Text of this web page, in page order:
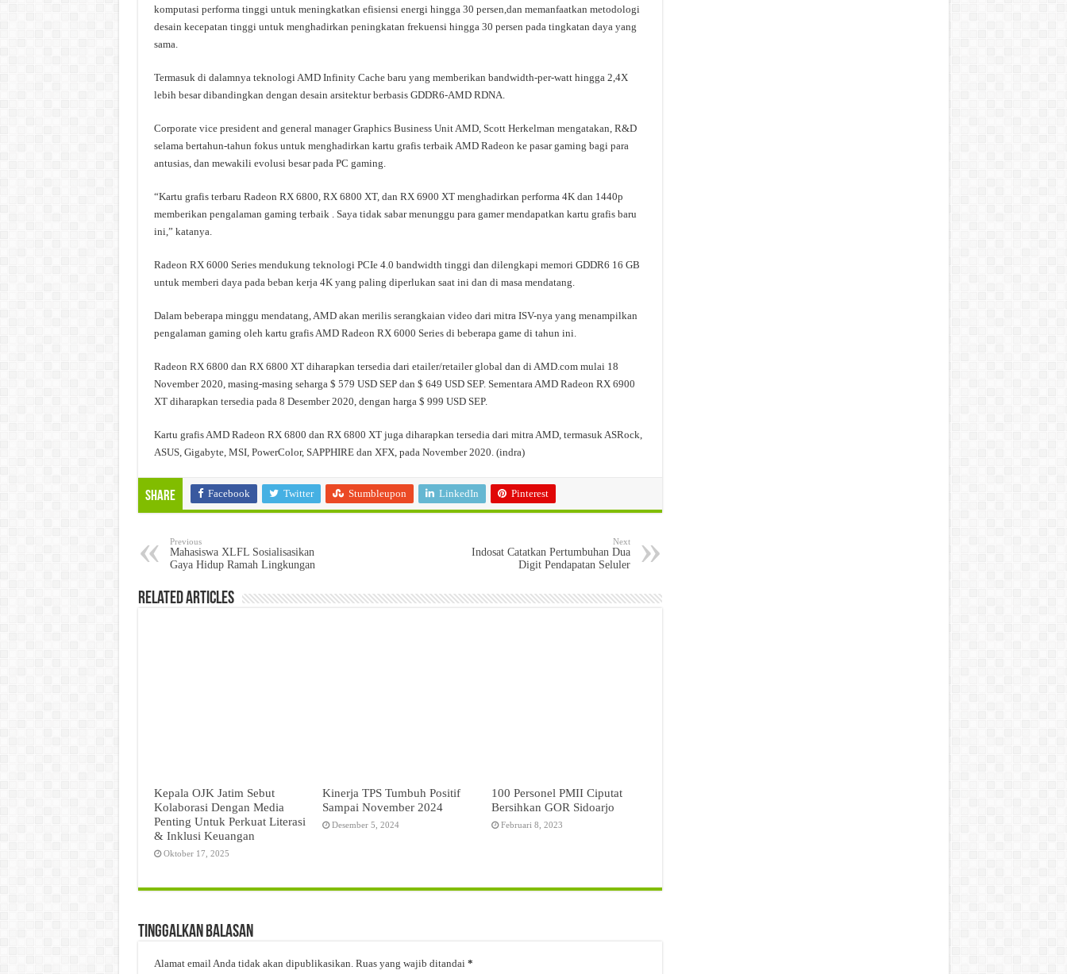
komputasi performa tinggi untuk meningkatkan efisiensi energi hingga 30 persen,dan memanfaatkan metodologi
desain kecepatan tinggi untuk menghadirkan peningkatan frekuensi hingga 30 persen pada tingkatan daya yang
sama.
Termasuk di dalamnya teknologi AMD Infinity Cache baru yang memberikan bandwidth-per-watt hingga 2,4X
lebih besar dibandingkan dengan desain arsitektur berbasis GDDR6-AMD RDNA.
Corporate vice president and general manager Graphics Business Unit AMD, Scott Herkelman mengatakan, R&D
selama bertahun-tahun fokus untuk menghadirkan kartu grafis terbaik AMD Radeon ke pasar gaming bagi para
antusias, dan mewakili evolusi besar pada PC gaming.
“Kartu grafis terbaru Radeon RX 6800, RX 6800 XT, dan RX 6900 XT menghadirkan performa 4K dan 1440p
memberikan pengalaman gaming terbaik . Saya tidak sabar menunggu para gamer mendapatkan kartu grafis baru
ini,” katanya.
Radeon RX 6000 Series mendukung teknologi PCIe 4.0 bandwidth tinggi dan dilengkapi memori GDDR6 16 GB
untuk memberi daya pada beban kerja 4K yang paling diperlukan saat ini dan di masa mendatang.
Dalam beberapa minggu mendatang, AMD akan merilis serangkaian video dari mitra ISV-nya yang menampilkan
pengalaman gaming oleh kartu grafis AMD Radeon RX 6000 Series di beberapa game di tahun ini.
Radeon RX 6800 dan RX 6800 XT diharapkan tersedia dari etailer/retailer global dan di AMD.com mulai 18
November 2020, masing-masing seharga $ 579 USD SEP dan $ 649 USD SEP. Sementara AMD Radeon RX 6900
XT diharapkan tersedia pada 8 Desember 2020, dengan harga $ 999 USD SEP.
Kartu grafis AMD Radeon RX 6800 dan RX 6800 XT juga diharapkan tersedia dari mitra AMD, termasuk ASRock,
ASUS, Gigabyte, MSI, PowerColor, SAPPHIRE dan XFX, pada November 2020. (indra)
Share Facebook Twitter Stumbleupon LinkedIn Pinterest
Previous
Mahasiswa XLFL Sosialisasikan
Gaya Hidup Ramah Lingkungan
Next
Indosat Catatkan Pertumbuhan Dua
Digit Pendapatan Seluler
Related Articles
Kepala OJK Jatim Sebut
Kolaborasi Dengan Media
Penting Untuk Perkuat Literasi
& Inklusi Keuangan
Oktober 17, 2025
Kinerja TPS Tumbuh Positif
Sampai November 2024
Desember 5, 2024
100 Personel PMII Ciputat
Bersihkan GOR Sidoarjo
Februari 8, 2023
Tinggalkan Balasan
Alamat email Anda tidak akan dipublikasikan. Ruas yang wajib ditandai *